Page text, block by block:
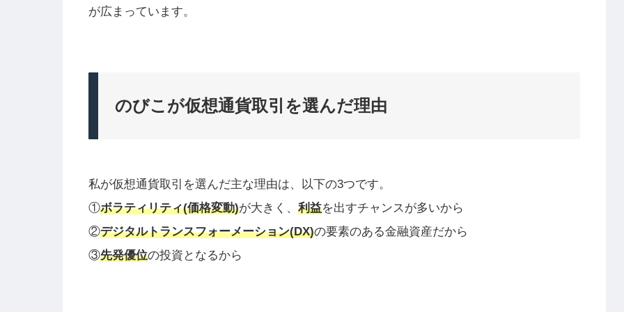
が広まっています。
のびこが仮想通貨取引を選んだ理由
私が仮想通貨取引を選んだ主な理由は、以下の3つです。
①ボラティリティ(価格変動)が大きく、 利益を出すチャンスが多いから
②デジタルトランスフォーメーション(DX)の要素のある金融資産だから
③先発優位の投資となるから